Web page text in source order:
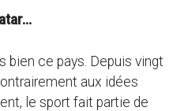
bien ce pays. Depuis vingt
aux idées
le sport fait partie de